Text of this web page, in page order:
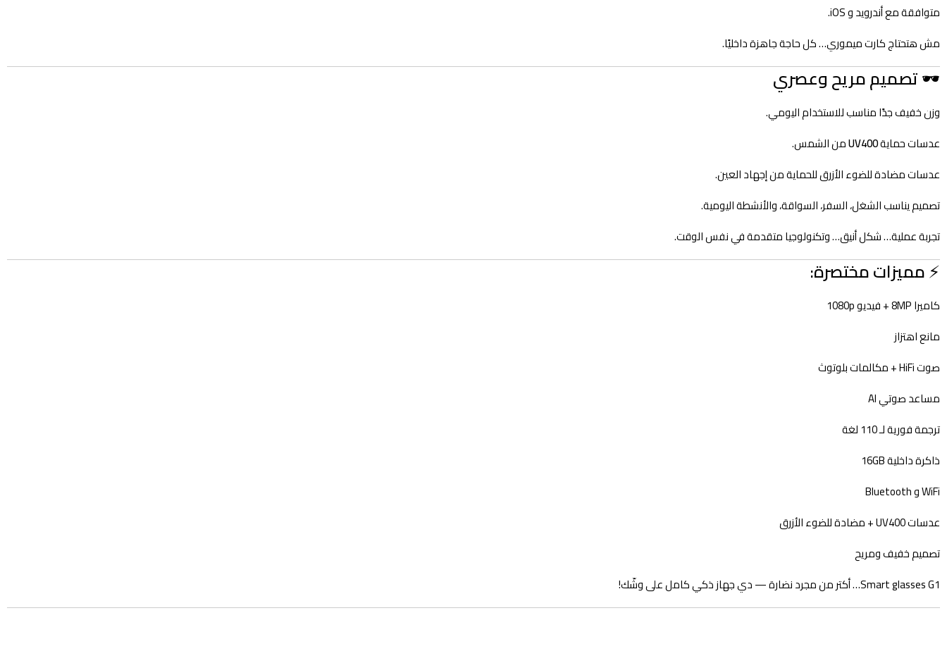
متوافقة مع أندرويد و iOS.
مش هتحتاج كارت ميموري… كل حاجة جاهزة داخليًا.
🕶️تصميم مريح وعصري
وزن خفيف جدًا مناسب للاستخدام اليومي.
عدسات حمايةUV400من الشمس.
عدسات مضادة للضوء الأزرق للحماية من إجهاد العين.
تصميم يناسب الشغل، السفر، السواقة، والأنشطة اليومية.
تجربة عملية… شكل أنيق… وتكنولوجيا متقدمة في نفس الوقت.
⚡مميزات مختصرة:
كاميرا 8MP + فيديو 1080p
مانع اهتزاز
صوت HiFi + مكالمات بلوتوث
مساعد صوتي AI
ترجمة فورية لـ 110 لغة
ذاكرة داخلية 16GB
WiFi و Bluetooth
عدسات UV400 + مضادة للضوء الأزرق
تصميم خفيف ومريح
Smart glasses G1… أكتر من مجرد نضارة — دي جهاز ذكي كامل على وشّك!